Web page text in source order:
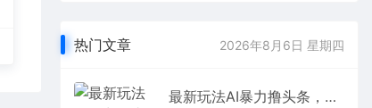
热门文章 2026年8月6日 星期四
最新玩法AI暴力撸头条，零基础也可轻松日入3000+，当天起号，第二天见…